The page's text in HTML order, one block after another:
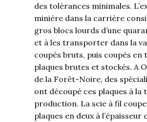
des tolérances minimales.
minière dans la carrière
gros blocs lourds d’une
et à les transporter dans la
coupés bruts, puis coupés en
plaques brutes et stockés. A
de la Forêt-Noire, des
ont découpé ces plaques à la
production. La scie à fil coupe
plaques en deux à l’épaisseur